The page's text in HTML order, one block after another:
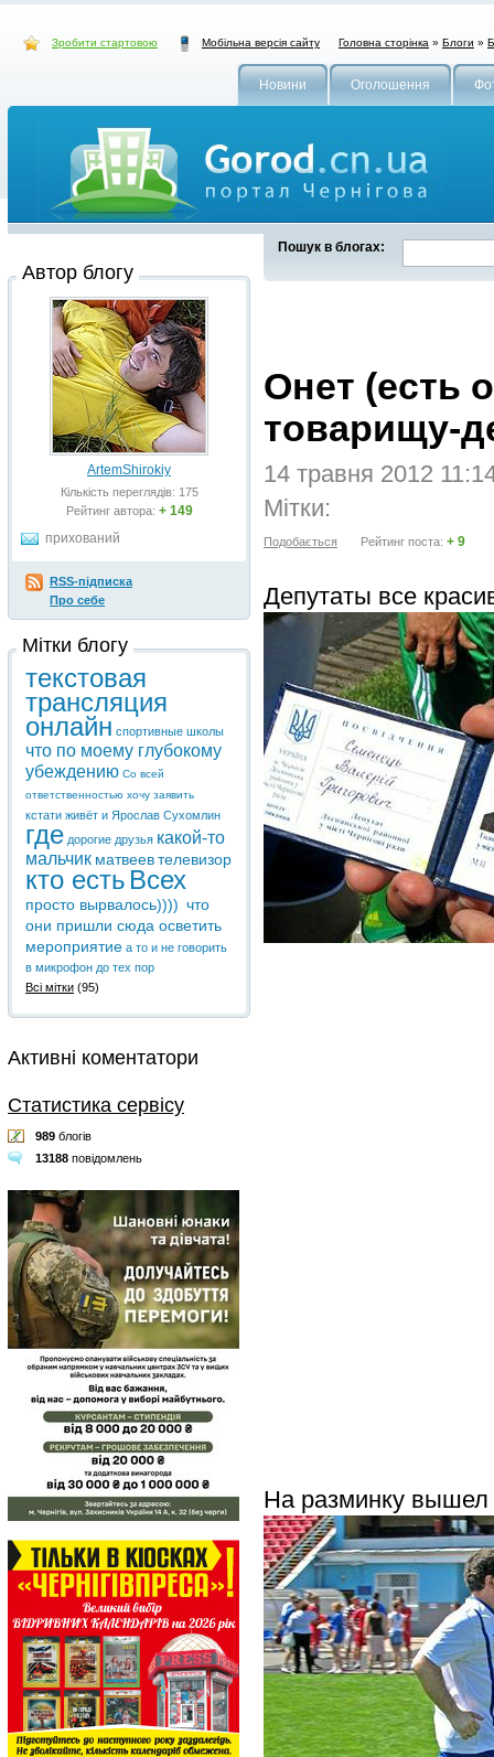
Зробити стартовою Мобільна версія сайту Головна сторінка » Блоги »
Новини Оголошення
Пошук в блогах:
Онет (есть
товарищу-
14 травня 2012
Мітки:
Подобається Рейтинг поста: + 9
Депутаты все
На разминку вышел
Автор блогу
ArtemShirokiy
Кількість переглядів: 175
Рейтинг автора: + 149
прихований
RSS-підписка
Про себе
Мітки блогу
текстовая
трансляция
онлайн спортивные школы
что по моему глубокому
убеждению Со всей
ответственностью хочу заявить
кстати живёт и Ярослав Сухомлин
где дорогие друзья какой-то
мальчик матвеевтелевизор
кто есть Всех
просто вырвалось)))) что
они пришли сюда осветить
мероприятие а то и не говорить
в микрофон до тех пор
Всі мітки (95)
Активні коментатори
Статистика сервісу
989 блогів
13188 повідомлень